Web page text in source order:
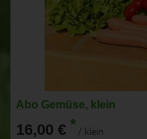
Abo Gemüse, klein
16,00 € * / klein